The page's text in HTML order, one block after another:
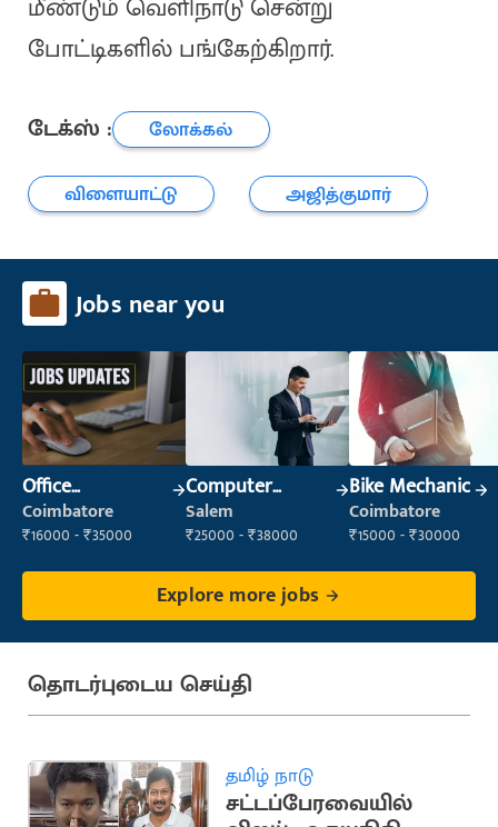
மீண்டும் வெளிநாடு சென்று
போட்டிகளில் பங்கேற்கிறார்.
டேக்ஸ் :
லோக்கல்
விளையாட்டு
அஜித்குமார்
Jobs near you
Office
Administrator
Coimbatore
₹16000 - ₹35000
Computer
Operator
Salem
₹25000 - ₹38000
Bike Mechanic
Coimbatore
₹15000 - ₹30000
Explore more jobs
தொடர்புடைய செய்தி
தமிழ் நாடு
சட்டப்பேரவையில்